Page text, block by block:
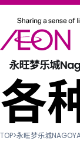
各
TOP>永旺梦乐城